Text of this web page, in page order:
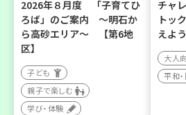
2026年８月度 「子育てひ
ろば」のご案内 ～明石か
ら高砂エリア～ 【第6地
区】
子ども
親子で楽しむ
学び・体験
チャ
トッ
えよ
大人
平和